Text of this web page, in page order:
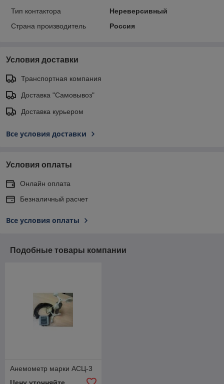
Тип контактора
Нереверсивный
Страна производитель
Россия
Условия доставки
Транспортная компания
Доставка "Самовывоз"
Доставка курьером
Все условия доставки
Условия оплаты
Онлайн оплата
Безналичный расчет
Все условия оплаты
Подобные товары компании
Анемометр марки АСЦ-3
Цену уточняйте